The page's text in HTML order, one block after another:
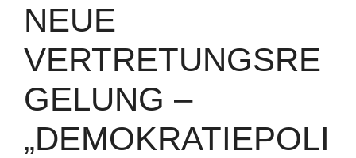
NEUE
VERTRETUNGSRE
GELUNG –
„DEMOKRATIEPOLI